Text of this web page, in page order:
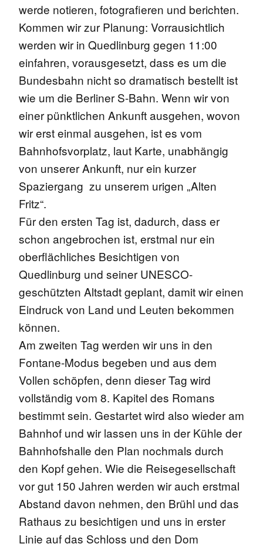
werde notieren, fotografieren und berichten.
Kommen wir zur Planung: Vorrausichtlich
werden wir in Quedlinburg gegen 11:00
einfahren, vorausgesetzt, dass es um die
Bundesbahn nicht so dramatisch bestellt ist
wie um die Berliner S-Bahn. Wenn wir von
einer pünktlichen Ankunft ausgehen, wovon
wir erst einmal ausgehen, ist es vom
Bahnhofsvorplatz, laut Karte, unabhängig
von unserer Ankunft, nur ein kurzer
Spaziergang zu unserem urigen „Alten
Fritz“.
Für den ersten Tag ist, dadurch, dass er
schon angebrochen ist, erstmal nur ein
oberflächliches Besichtigen von
Quedlinburg und seiner UNESCO-
geschützten Altstadt geplant, damit wir einen
Eindruck von Land und Leuten bekommen
können.
Am zweiten Tag werden wir uns in den
Fontane-Modus begeben und aus dem
Vollen schöpfen, denn dieser Tag wird
vollständig vom 8. Kapitel des Romans
bestimmt sein. Gestartet wird also wieder am
Bahnhof und wir lassen uns in der Kühle der
Bahnhofshalle den Plan nochmals durch
den Kopf gehen. Wie die Reisegesellschaft
vor gut 150 Jahren werden wir auch erstmal
Abstand davon nehmen, den Brühl und das
Rathaus zu besichtigen und uns in erster
Linie auf das Schloss und den Dom